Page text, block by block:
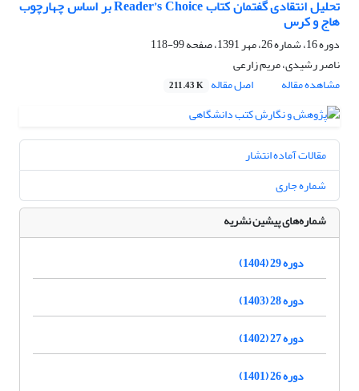
تحلیل انتقادی گفتمان کتاب Reader’s Choice بر اساس چهارچوب
هاج و کرس
دوره 16، شماره 26، مهر 1391، صفحه
99-118
ناصر رشیدی، مریم زارعی
مشاهده مقاله
اصل مقاله 211.43 K
مقالات آماده انتشار
شماره جاری
شماره‌های پیشین نشریه
دوره 29 (1404)
دوره 28 (1403)
دوره 27 (1402)
دوره 26 (1401)